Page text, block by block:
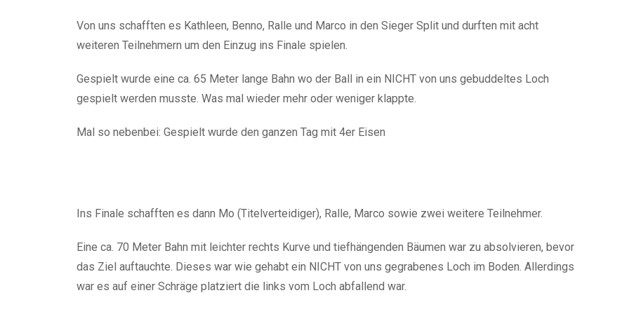
Von uns schafften es Kathleen, Benno, Ralle und Marco in den Sieger Split und durften mit acht
weiteren Teilnehmern um den Einzug ins Finale spielen.
Gespielt wurde eine ca. 65 Meter lange Bahn wo der Ball in ein NICHT von uns gebuddeltes Loch
gespielt werden musste. Was mal wieder mehr oder weniger klappte.
Mal so nebenbei: Gespielt wurde den ganzen Tag mit 4er Eisen
Ins Finale schafften es dann Mo (Titelverteidiger), Ralle, Marco sowie zwei weitere Teilnehmer.
Eine ca. 70 Meter Bahn mit leichter rechts Kurve und tiefhängenden Bäumen war zu absolvieren, bevor
das Ziel auftauchte. Dieses war wie gehabt ein NICHT von uns gegrabenes Loch im Boden. Allerdings
war es auf einer Schräge platziert die links vom Loch abfallend war.